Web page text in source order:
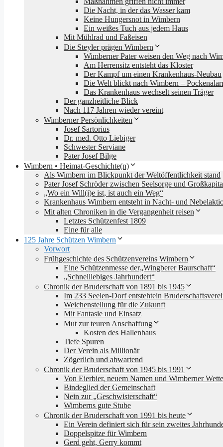
Die Nacht, in der das Wasser kam
Keine Hungersnot in Wimbern
Ein weißes Tuch aus jedem Haus
Mit Mühlrad und Faßeisen
Die Steyler prägen Wimbern
Wimberner Pater weisen den Weg nach
Am Herrensitz entsteht das Kloster
Der Kampf um einen Krankenhaus-Neubau
Die Welt blickt nach Wimbern –
Das Krankenhaus wechselt seinen Träger
Der ganzheitliche Blick
Nach 117 Jahren wieder vereint
Wimberner Persönlichkeiten
Josef Sartorius
Dr. med. Otto Liebiger
Schwester Serviane
Pater Josef Bilge
Wimbern • Heimat-Geschichte(n)
Als Wimbern im Blickpunkt der Weltöffentlichkeit stand
Pater Josef Schröder zwischen Seelsorge und
„Wo ein Will(i)e ist, ist auch ein Weg“
Krankenhaus Wimbern entsteht in Nacht- und
Mit alten Chroniken in die Vergangenheit reisen
Letztes Schützenfest 1809
Eine für alle
125 Jahre Schützen Wimbern
Vorwort
Frühgeschichte des Schützenvereins Wimbern
Eine Schützenmesse der„Wingberer Baurschaft“
„Schnelllebiges Jahrhundert“
Chronik der Bruderschaft von 1891 bis 1945
Im 233 Seelen-Dorf entstehtein
Weichenstellung für die Zukunft
Mit Fantasie und Einsatz
Mut zur teuren Anschaffung
Kosten des Hallenbaus
Tiefe Spuren
Der Verein als Millionär
Zögerlich und abwartend
Chronik der Bruderschaft von 1945 bis 1991
Von Eierbier, neuem Namen und Wimberner
Bindeglied der Gemeinschaft
Nein zur „Geschwisterschaft“
Wimberns gute Stube
Chronik der Bruderschaft von 1991 bis heute
Ein Verein definiert sich für sein zweites
Doppelspitze für Wimbern
Gerd geht, Gerry kommt